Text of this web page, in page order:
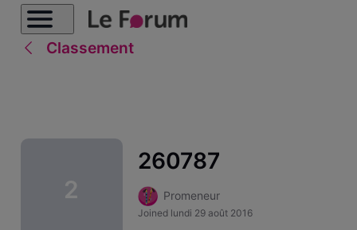
Classement
2
260787
Promeneur
Joined lundi 29 août 2016